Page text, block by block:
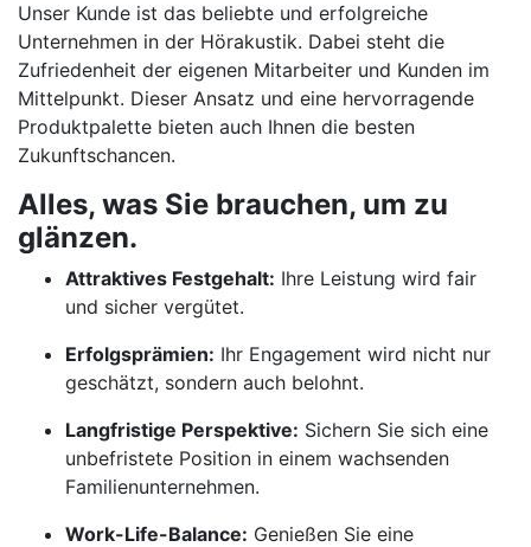
Unser Kunde ist das beliebte und erfolgreiche
Unternehmen in der Hörakustik. Dabei steht die
Zufriedenheit der eigenen Mitarbeiter und Kunden im
Mittelpunkt. Dieser Ansatz und eine hervorragende
Produktpalette bieten auch Ihnen die besten
Zukunftschancen.
Alles, was Sie brauchen, um zu
glänzen.
Attraktives Festgehalt: Ihre Leistung wird fair
und sicher vergütet.
Erfolgsprämien: Ihr Engagement wird nicht nur
geschätzt, sondern auch belohnt.
Langfristige Perspektive: Sichern Sie sich eine
unbefristete Position in einem wachsenden
Familienunternehmen.
Work-Life-Balance: Genießen Sie eine